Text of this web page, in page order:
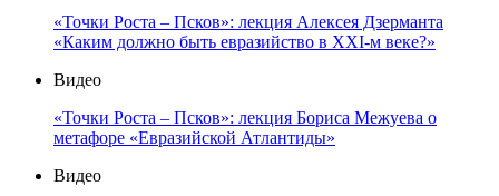
«Точки Роста – Псков»: лекция Алексея Дзерманта
«Каким должно быть евразийство в XXI-м веке?»
Видео
«Точки Роста – Псков»: лекция Бориса Межуева о
метафоре «Евразийской Атлантиды»
Видео